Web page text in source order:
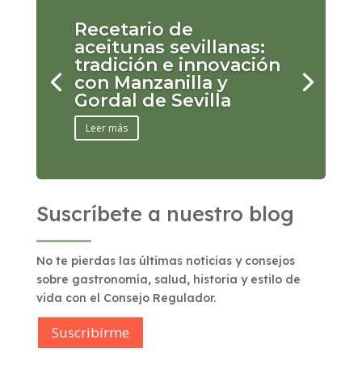
Recetario de
aceitunas sevillanas:
tradición e innovación
con Manzanilla y
Gordal de Sevilla
Leer más
Suscríbete a nuestro blog
No te pierdas las últimas noticias y consejos
sobre gastronomía, salud, historia y estilo de
vida con el Consejo Regulador.
Suscribírme